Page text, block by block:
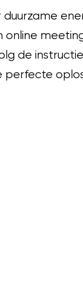
online
de
perfecte